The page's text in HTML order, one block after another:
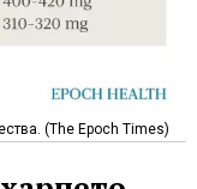
(The Epoch Times)